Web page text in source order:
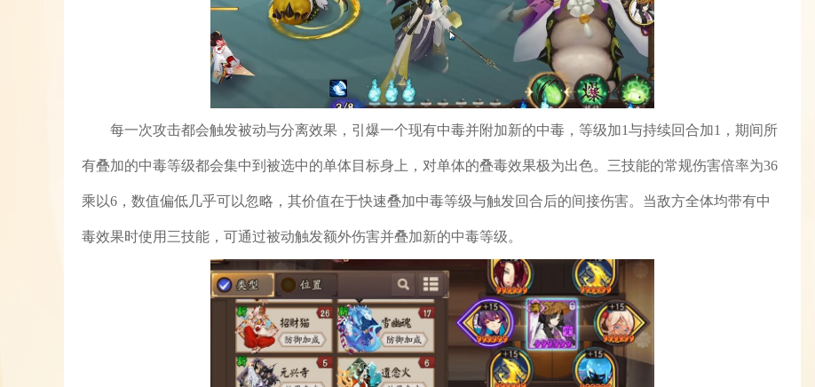
每一次攻击都会触发被动与分离效果，引爆一个现有中毒并附加新的中毒，等级加1与持续回合加1，期间所
有叠加的中毒等级都会集中到被选中的单体目标身上，对单体的叠毒效果极为出色。三技能的常规伤害倍率为36
乘以6，数值偏低几乎可以忽略，其价值在于快速叠加中毒等级与触发回合后的间接伤害。当敌方全体均带有中
毒效果时使用三技能，可通过被动触发额外伤害并叠加新的中毒等级。